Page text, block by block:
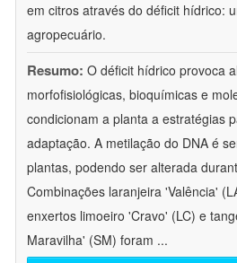
em citros através do déficit hídrico:
agropecuário.
Resumo: O déficit hídrico provoca
morfofisiológicas, bioquímicas e
condicionam a planta a estratégias
adaptação. A metilação do DNA é
plantas, podendo ser alterada
Combinações laranjeira 'Valência'
enxertos limoeiro 'Cravo' (LC) e
Maravilha' (SM) foram ...